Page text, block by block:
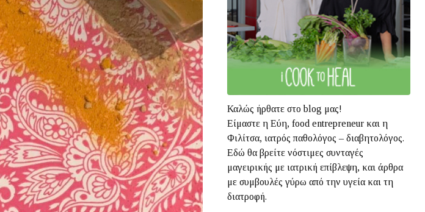
Καλώς ήρθατε στο blog μας!
Είμαστε η Εύη, food entrepreneur και η
Φιλίτσα, ιατρός παθολόγος – διαβητολόγος.
Εδώ θα βρείτε νόστιμες συνταγές
μαγειρικής με ιατρική επίβλεψη, και άρθρα
με συμβουλές γύρω από την υγεία και τη
διατροφή.